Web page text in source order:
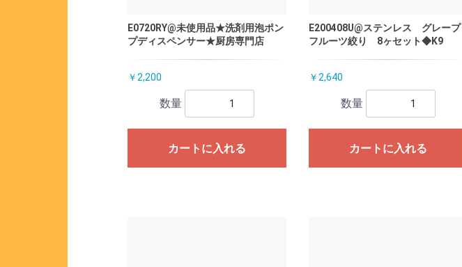
E0720RY@未使用品★洗剤用泡ポン
プディスペンサー★厨房専門店
￥2,200
数量
カートに入れる
E200408U@ステンレス グレープ
フルーツ絞り 8ヶセット◆K9
￥2,640
数量
カートに入れる